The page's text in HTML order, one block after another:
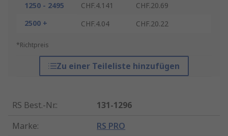
1250 - 2495
CHF.4.141
CHF.20.69
2500 +
CHF.4.04 CHF.20.22
*Richtpreis
Zu einer Teileliste hinzufügen
RS Best.-Nr.:
131-1296
Marke: RS PRO